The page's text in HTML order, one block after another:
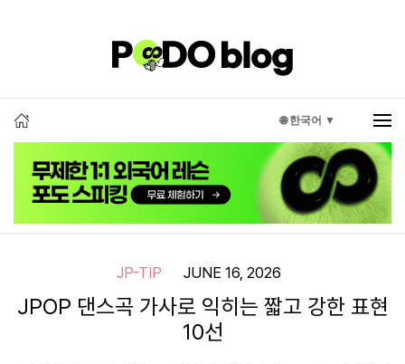
🌐 한국어 ▼
JP-TIP JUNE 16, 2026
JPOP 댄스곡 가사로 익히는 짧고 강한 표현
10선